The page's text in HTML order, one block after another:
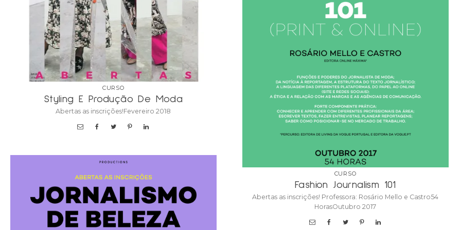
CURSO
Styling E Produção De Moda
Abertas as inscrições!Fevereiro 2018
CURSO
Fashion Journalism 101
Abertas as inscrições! Professora: Rosário Mello e Castro54
HorasOutubro 2017